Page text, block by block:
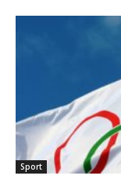
Sport